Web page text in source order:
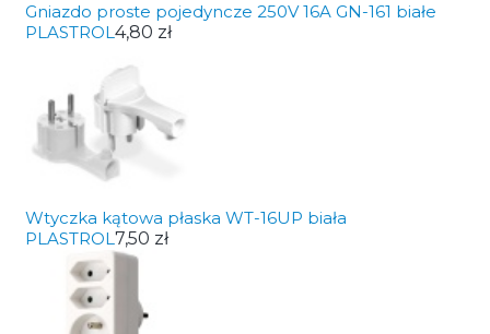
Gniazdo proste pojedyncze 250V 16A GN-161 białe
PLASTROL4,80 zł
Wtyczka kątowa płaska WT-16UP biała
PLASTROL7,50 zł